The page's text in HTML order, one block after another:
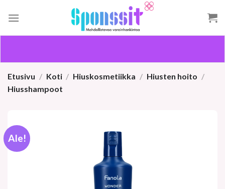
Etusivu / Koti / Hiuskosmetiikka / Hiusten hoito /
Hiusshampoot
Ale!